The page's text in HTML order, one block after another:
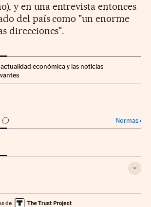
y en una entrevista entonces
del país como "un enorme
direcciones".
actualidad económica y las noticias
en Facebook
Días en Twitter
Normas›
de